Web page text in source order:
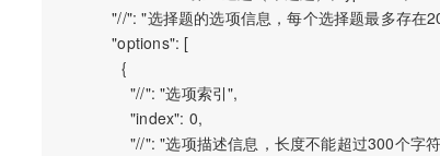
"//": "选择题的选项信息，每个选择题最多存在
            "options": [
              {
                "//": "选项索引",
                "index": 0,
"//": "选项描述信息，长度不能超过300个字